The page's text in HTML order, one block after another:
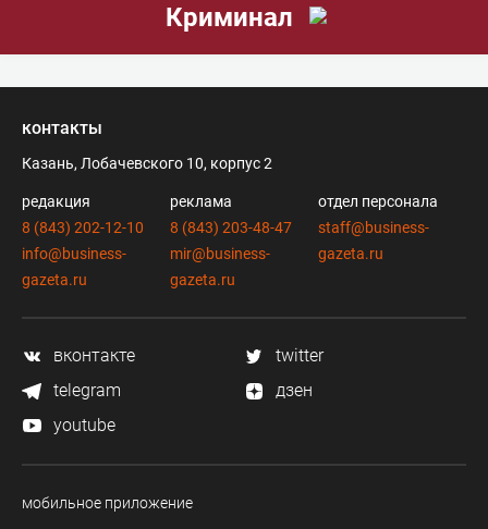
Криминал
контакты
Казань, Лобачевского 10, корпус 2
редакция
8 (843) 202-12-10
info@business-
gazeta.ru
реклама
8 (843) 203-48-47
mir@business-
gazeta.ru
отдел персонала
staff@business-
gazeta.ru
вконтакте
twitter
telegram
дзен
youtube
мобильное приложение